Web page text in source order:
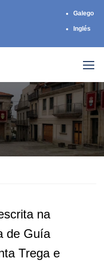
Galego
Inglés
na
de Guía
Trega e